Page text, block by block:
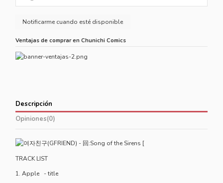
Ventajas de comprar en Chunichi Comics
Descripción
Opiniones(0)
TRACK LIST
1. Apple - title